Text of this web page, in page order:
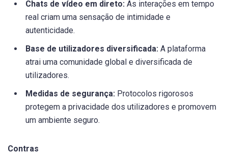
Chats de vídeo em direto: As interações em tempo
real criam uma sensação de intimidade e
autenticidade.
Base de utilizadores diversificada: A plataforma
atrai uma comunidade global e diversificada de
utilizadores.
Medidas de segurança: Protocolos rigorosos
protegem a privacidade dos utilizadores e promovem
um ambiente seguro.
Contras